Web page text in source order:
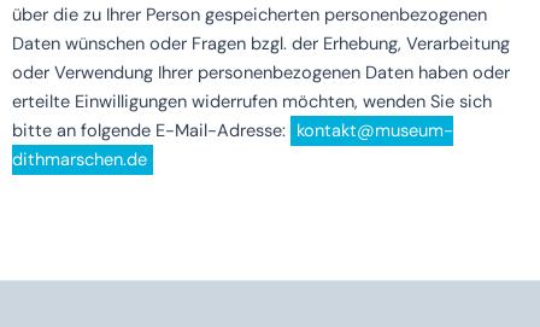
über die zu Ihrer Person gespeicherten personenbezogenen
Daten wünschen oder Fragen bzgl. der Erhebung, Verarbeitung
oder Verwendung Ihrer personenbezogenen Daten haben oder
erteilte Einwilligungen widerrufen möchten, wenden Sie sich
bitte an folgende E-Mail-Adresse: kontakt@museum-
dithmarschen.de